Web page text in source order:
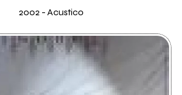
2002 - Acustico